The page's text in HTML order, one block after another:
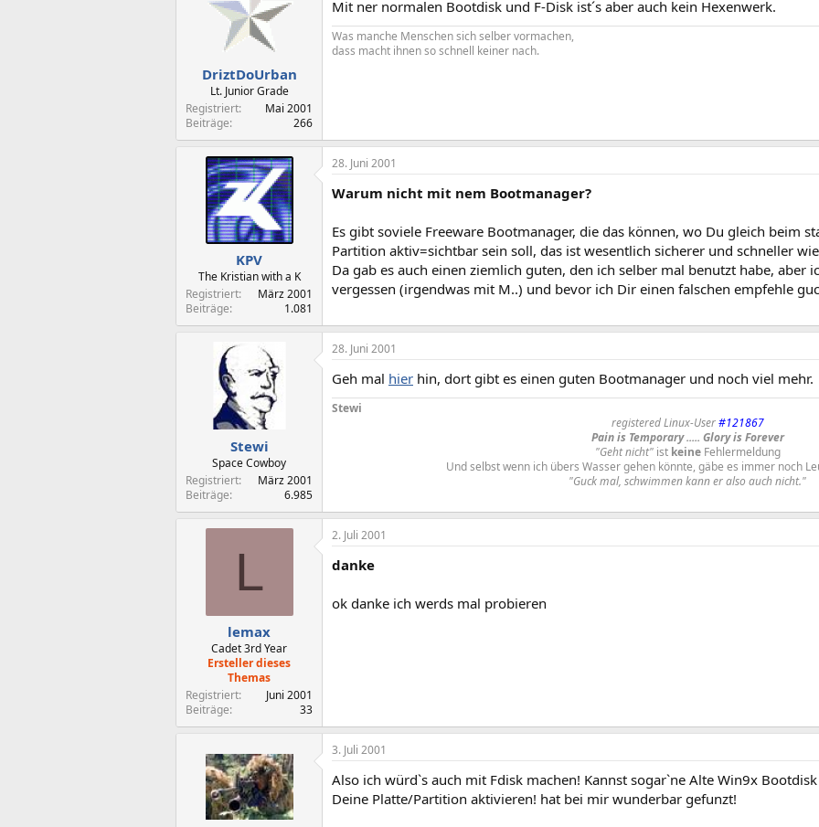
DriztDoUrban
Lt. Junior Grade
Registriert
Mai 2001
Beiträge
266
Mit ner normalen Bootdisk und F-Disk ist´s aber auch kein Hexenwerk.
Was manche Menschen sich selber vormachen,
dass macht ihnen so schnell keiner nach.
KPV
The Kristian with a K
Registriert
März 2001
Beiträge
1.081
28. Juni 2001
Warum nicht mit nem Bootmanager?
Es gibt soviele Freeware Bootmanager, die das können, wo Du gleich beim
Partition aktiv=sichtbar sein soll, das ist wesentlich sicherer und schneller
Da gab es auch einen ziemlich guten, den ich selber mal benutzt habe, aber
vergessen (irgendwas mit M..) und bevor ich Dir einen falschen empfehle
Stewi
Space Cowboy
Registriert
März 2001
Beiträge
6.985
28. Juni 2001
Geh mal hier hin, dort gibt es einen guten Bootmanager und noch viel mehr.
Stewi
registered Linux-User#121867
Pain is Temporary ..... Glory is Forever
"Geht nicht"ist keineFehlermeldung
Und selbst wenn ich übers Wasser gehen könnte, gäbe es immer noch
"Guck mal, schwimmen kann er also auch nicht."
L
lemax
Cadet 3rd Year
Ersteller dieses
Themas
Registriert
Juni 2001
Beiträge
33
2. Juli 2001
danke
ok danke ich werds mal probieren
3. Juli 2001
Also ich würd`s auch mit Fdisk machen! Kannst sogar`ne Alte Win9x
Deine Platte/Partition aktivieren! hat bei mir wunderbar gefunzt!